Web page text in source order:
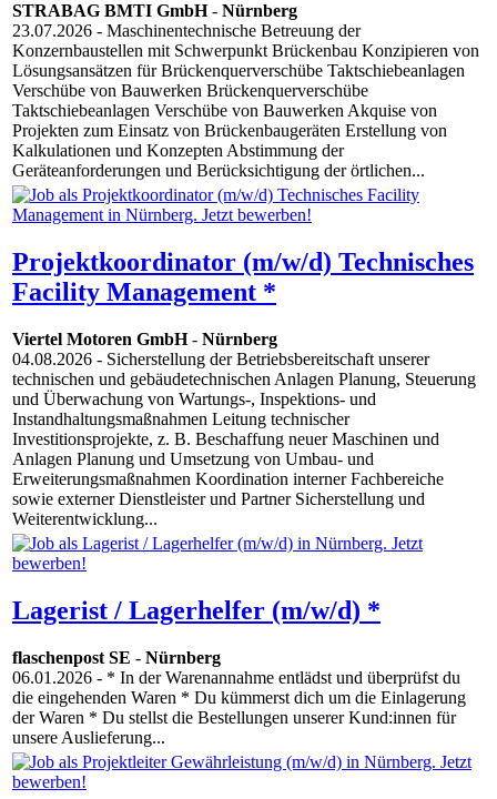
STRABAG BMTI GmbH- Nürnberg
23.07.2026 - Maschinentechnische Betreuung der
Konzernbaustellen mit Schwerpunkt Brückenbau Konzipieren von
Lösungsansätzen für Brückenquerverschübe Taktschiebeanlagen
Verschübe von Bauwerken Brückenquerverschübe
Taktschiebeanlagen Verschübe von Bauwerken Akquise von
Projekten zum Einsatz von Brückenbaugeräten Erstellung von
Kalkulationen und Konzepten Abstimmung der
Geräteanforderungen und Berücksichtigung der örtlichen...
Projektkoordinator (m/w/d) Technisches
Facility Management *
Viertel Motoren GmbH- Nürnberg
04.08.2026 - Sicherstellung der Betriebsbereitschaft unserer
technischen und gebäudetechnischen Anlagen Planung, Steuerung
und Überwachung von Wartungs-, Inspektions- und
Instandhaltungsmaßnahmen Leitung technischer
Investitionsprojekte, z. B. Beschaffung neuer Maschinen und
Anlagen Planung und Umsetzung von Umbau- und
Erweiterungsmaßnahmen Koordination interner Fachbereiche
sowie externer Dienstleister und Partner Sicherstellung und
Weiterentwicklung...
Lagerist / Lagerhelfer (m/w/d) *
flaschenpost SE - Nürnberg
06.01.2026 - * In der Warenannahme entlädst und überprüfst du
die eingehenden Waren * Du kümmerst dich um die Einlagerung
der Waren * Du stellst die Bestellungen unserer Kund:innen für
unsere Auslieferung...